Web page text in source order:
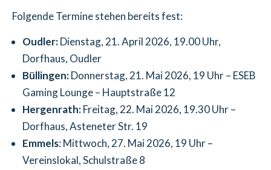
Folgende Termine stehen bereits fest:
Oudler:Dienstag, 21. April 2026, 19.00 Uhr,
Dorfhaus, Oudler
Büllingen:Donnerstag, 21. Mai 2026, 19 Uhr – ESEB
Gaming Lounge – Hauptstraße 12
Hergenrath:Freitag, 22. Mai 2026, 19.30 Uhr –
Dorfhaus, Asteneter Str. 19
Emmels: Mittwoch, 27. Mai 2026, 19 Uhr –
Vereinslokal, Schulstraße 8